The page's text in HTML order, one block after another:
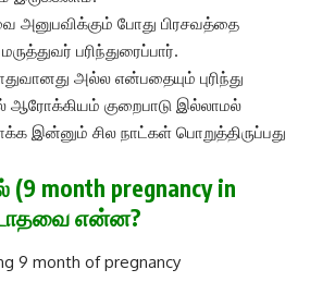
அனுபவிக்கும் போது பிரசவத்தை
பரிந்துரைப்பார்.
அல்ல என்பதையும் புரிந்து
குறைபாடு இல்லாமல்
இன்னும் சில நாட்கள் பொறுத்திருப்பது
(9 month pregnancy in
என்ன?